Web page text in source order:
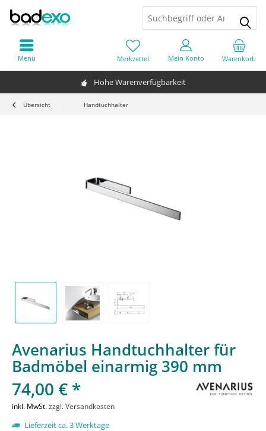
Hohe Warenverfügbarkeit
Warenkorb
Merkzettel Mein Konto
Menü
Übersicht Handtuchhalter
Avenarius Handtuchhalter für
Badmöbel einarmig 390 mm
74,00 € *
inkl. MwSt.zzgl. Versandkosten
Lieferzeit ca. 3 Werktage